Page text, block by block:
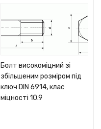
Болт високоміцний зі
збільшеним розміром під
ключ DIN 6914, клас
міцності 10.9